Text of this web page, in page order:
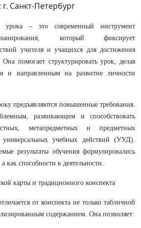
Санкт-Петербург
урока – это современный инструмент
который фиксирует
учителя и учащихся для достижения
Она помогает структурировать урок, делая
и направленным на развитие личности
предъявляются повышенные требования.
развивающим и способствовать
метапредметных и предметных
учебных действий (УУД).
результаты обучения формулировались
как способности к деятельности.
карты и традиционного конспекта
от конспекта не только табличной
содержанием. Она позволяет: